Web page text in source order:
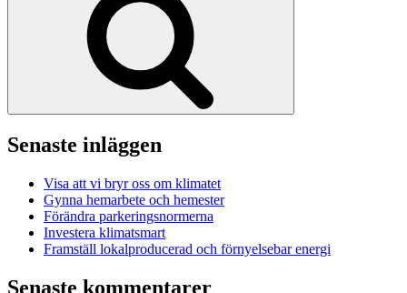
Senaste inläggen
Visa att vi bryr oss om klimatet
Gynna hemarbete och hemester
Förändra parkeringsnormerna
Investera klimatsmart
Framställ lokalproducerad och förnyelsebar energi
Senaste kommentarer